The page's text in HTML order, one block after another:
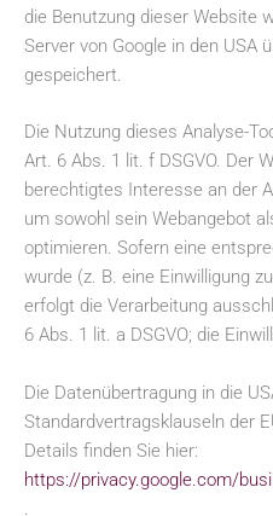
die Benutzung dieser Website
Server von Google in den USA
gespeichert.
Die Nutzung dieses Analyse-
Art. 6 Abs. 1 lit. f DSGVO. Der
berechtigtes Interesse an der
um sowohl sein Webangebot
optimieren. Sofern eine
wurde (z. B. eine Einwilligung
erfolgt die Verarbeitung
6 Abs. 1 lit. a DSGVO; die
Die Datenübertragung in die
Standardvertragsklauseln der
Details finden Sie hier:
https://privacy.google.com/